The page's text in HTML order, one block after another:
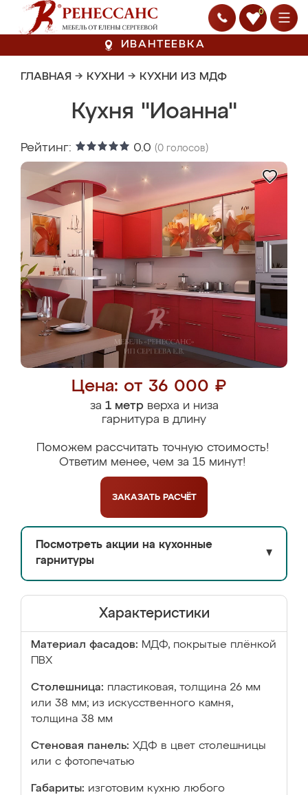
0
ИВАНТЕЕВКА
ГЛАВНАЯ → КУХНИ → КУХНИ ИЗ МДФ
Кухня "Иоанна"
Рейтинг: 0.0 (0 голосов)
Цена: от 36 000 ₽
за 1 метрверха и низа
гарнитура в длину
Поможем рассчитать точную стоимость!
Ответим менее, чем за 15 минут!
ЗАКАЗАТЬ РАСЧЁТ
Посмотреть акции на кухонные
гарнитуры
▼
Характеристики
Материал фасадов: МДФ, покрытые плёнкой
ПВХ
Столешница: пластиковая, толщина 26 мм
или 38 мм; из искусственного камня,
толщина 38 мм
Стеновая панель: ХДФ в цвет столешницы
или с фотопечатью
Габариты: изготовим кухню любого